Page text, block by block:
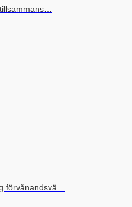
förvånandsvä…